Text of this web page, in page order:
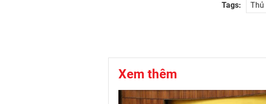
Tags: Thủ
Xem thêm